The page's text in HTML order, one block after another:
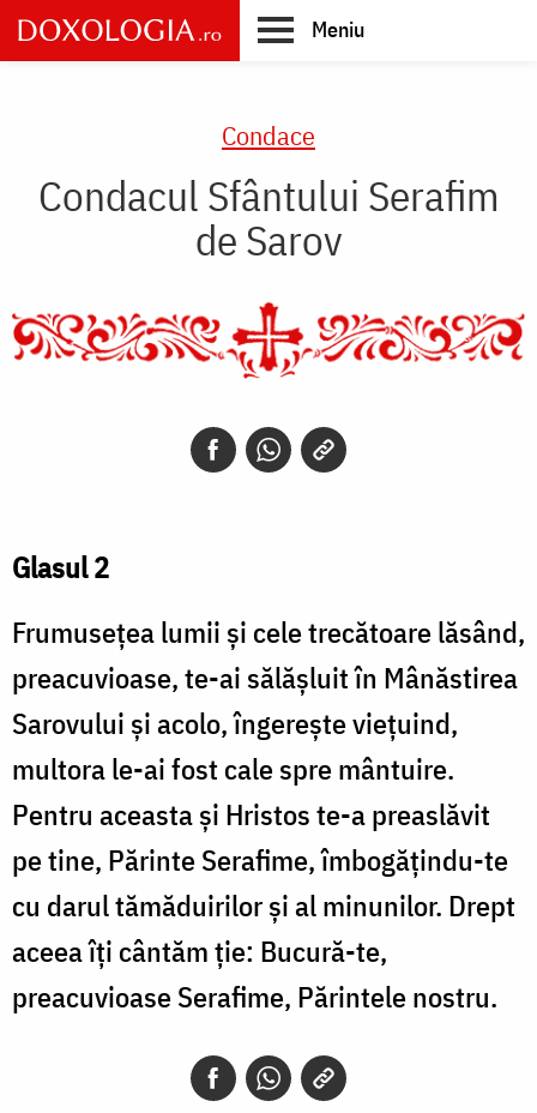
Skip
to
main
Meniu
Condace
Condacul Sfântului Serafim
de Sarov
Glasul 2
Frumusețea lumii și cele trecătoare lăsând,
preacuvioase, te-ai sălășluit în Mânăstirea
Sarovului și acolo, îngerește viețuind,
multora le-ai fost cale spre mântuire.
Pentru aceasta și Hristos te-a preaslăvit
pe tine, Părinte Serafime, îmbogățindu-te
cu darul tămăduirilor și al minunilor. Drept
aceea îți cântăm ție: Bucură-te,
preacuvioase Serafime, Părintele nostru.